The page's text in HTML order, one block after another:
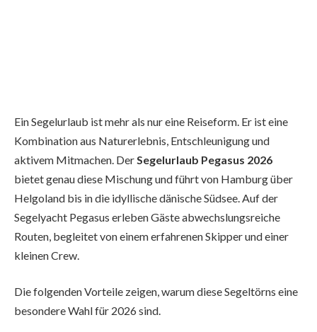
Ein Segelurlaub ist mehr als nur eine Reiseform. Er ist eine
Kombination aus Naturerlebnis, Entschleunigung und
aktivem Mitmachen. Der Segelurlaub Pegasus 2026
bietet genau diese Mischung und führt von Hamburg über
Helgoland bis in die idyllische dänische Südsee. Auf der
Segelyacht Pegasus erleben Gäste abwechslungsreiche
Routen, begleitet von einem erfahrenen Skipper und einer
kleinen Crew.
Die folgenden Vorteile zeigen, warum diese Segeltörns eine
besondere Wahl für 2026 sind.